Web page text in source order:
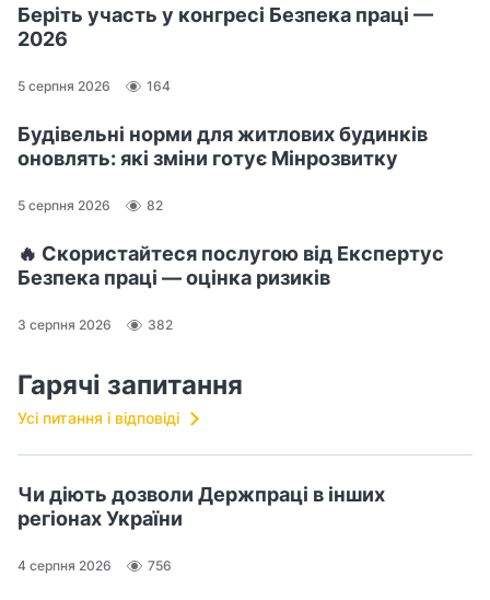
Беріть участь у конгресі Безпека праці —
2026
5 серпня 2026 164
Будівельні норми для житлових будинків
оновлять: які зміни готує Мінрозвитку
5 серпня 2026 82
🔥 Скористайтеся послугою від Експертус
Безпека праці — оцінка ризиків
3 серпня 2026 382
Гарячі запитання
Усі питання і відповіді
Чи діють дозволи Держпраці в інших
регіонах України
4 серпня 2026 756